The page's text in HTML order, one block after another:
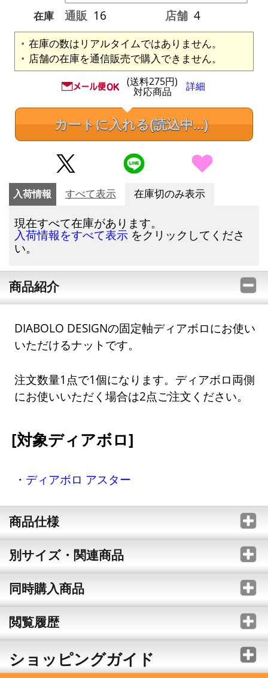
在庫
通販 16 店舗 4
在庫の数はリアルタイムではありません。
店舗の在庫を通信販売で購入できません。
(送料275円)
対応商品 詳細
カートに入れる(読込中...)
入荷情報 すべて表示 在庫切のみ表示
現在すべて在庫があります。
入荷情報をすべて表示 をクリックしてくださ
い。
商品紹介
DIABOLO DESIGNの固定軸ディアボロにお使い
いただけるナットです。
注文数量1点で1個になります。ディアボロ両側
にお使いいただく場合は2点ご注文ください。
[対象ディアボロ]
・ディアボロ アスター
商品仕様
別サイズ・関連商品
同時購入商品
閲覧履歴
ショッピングガイド